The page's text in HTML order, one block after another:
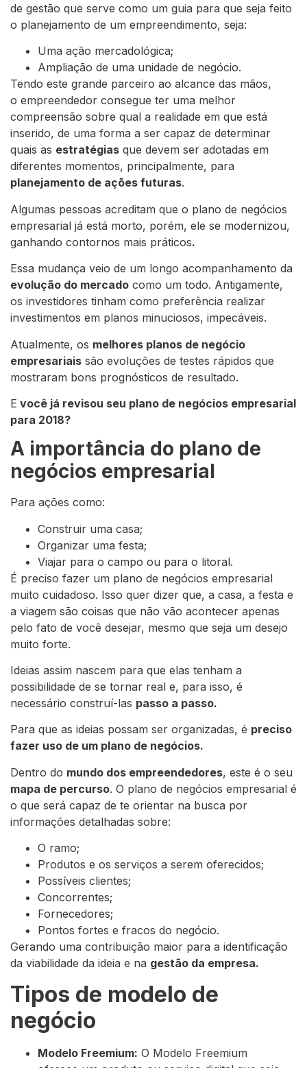
de gestão que serve como um guia para que seja feito
o planejamento de um empreendimento, seja:
Uma ação mercadológica;
Ampliação de uma unidade de negócio.
Tendo este grande parceiro ao alcance das mãos,
o empreendedor consegue ter uma melhor
compreensão sobre qual a realidade em que está
inserido, de uma forma a ser capaz de determinar
quais as estratégias que devem ser adotadas em
diferentes momentos, principalmente, para
planejamento de ações futuras.
Algumas pessoas acreditam que o plano de negócios
empresarial já está morto, porém, ele se modernizou,
ganhando contornos mais práticos.
Essa mudança veio de um longo acompanhamento da
evolução do mercado como um todo. Antigamente,
os investidores tinham como preferência realizar
investimentos em planos minuciosos, impecáveis.
Atualmente, os melhores planos de negócio
empresariais são evoluções de testes rápidos que
mostraram bons prognósticos de resultado.
E você já revisou seu plano de negócios empresarial
para 2018?
A importância do plano de
negócios empresarial
Para ações como:
Construir uma casa;
Organizar uma festa;
Viajar para o campo ou para o litoral.
É preciso fazer um plano de negócios empresarial
muito cuidadoso. Isso quer dizer que, a casa, a festa e
a viagem são coisas que não vão acontecer apenas
pelo fato de você desejar, mesmo que seja um desejo
muito forte.
Ideias assim nascem para que elas tenham a
possibilidade de se tornar real e, para isso, é
necessário construí-las passo a passo.
Para que as ideias possam ser organizadas, é preciso
fazer uso de um plano de negócios.
Dentro do mundo dos empreendedores, este é o seu
mapa de percurso. O plano de negócios empresarial é
o que será capaz de te orientar na busca por
informações detalhadas sobre:
O ramo;
Produtos e os serviços a serem oferecidos;
Possíveis clientes;
Concorrentes;
Fornecedores;
Pontos fortes e fracos do negócio.
Gerando uma contribuição maior para a identificação
da viabilidade da ideia e na gestão da empresa.
Tipos de modelo de
negócio
Modelo Freemium: O Modelo Freemium